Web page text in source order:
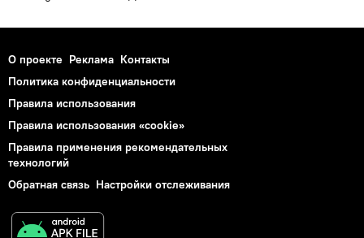
О проекте Реклама Контакты
Политика конфиденциальности
Правила использования
Правила использования «cookie»
Правила применения рекомендательных
технологий
Обратная связь Настройки отслеживания